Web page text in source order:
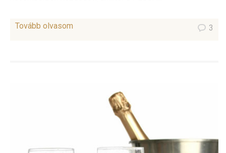
Tovább olvasom 3